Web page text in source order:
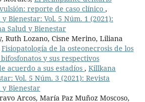
reporte de caso clínico ,
Bienestar: Vol. 5 Núm. 1 (2021):
Salud y Bienestar
Ruth Lozano, Cisne Merino, Liliana
Fisiopatología de la osteonecrosis de los
y sus respectivos
acuerdo a sus estadíos , Killkana
Vol. 5 Núm. 3 (2021): Revista
y Bienestar
Arcos, María Paz Muñoz Moscoso,